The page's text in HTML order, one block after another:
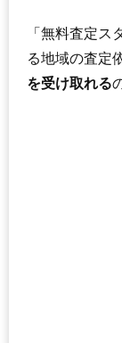
「無料査定ス
る地域の査定
を受け取れる